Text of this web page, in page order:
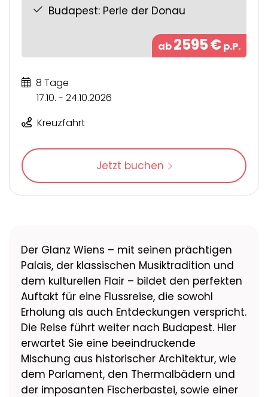
Budapest: Perle der Donau
ab2595€p.P.
8 Tage
17.10. - 24.10.2026
Kreuzfahrt
Jetzt buchen
Der Glanz Wiens – mit seinen prächtigen
Palais, der klassischen Musiktradition und
dem kulturellen Flair – bildet den perfekten
Auftakt für eine Flussreise, die sowohl
Erholung als auch Entdeckungen verspricht.
Die Reise führt weiter nach Budapest. Hier
erwartet Sie eine beeindruckende
Mischung aus historischer Architektur, wie
dem Parlament, den Thermalbädern und
der imposanten Fischerbastei, sowie einer